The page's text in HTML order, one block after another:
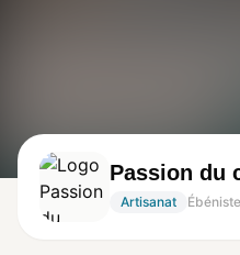
Passion du
Artisanat